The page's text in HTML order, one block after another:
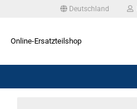
Deutschland
Online-Ersatzteilshop